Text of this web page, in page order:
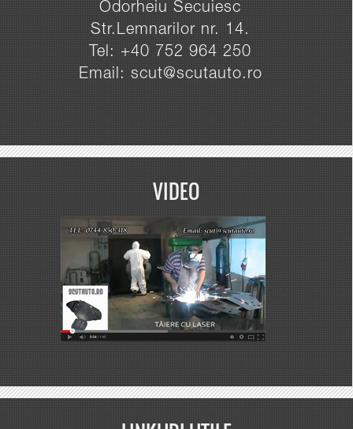
Odorheiu Secuiesc
Str.Lemnarilor nr. 14.
Tel: +40 752 964 250
Email: scut@scutauto.ro
VIDEO